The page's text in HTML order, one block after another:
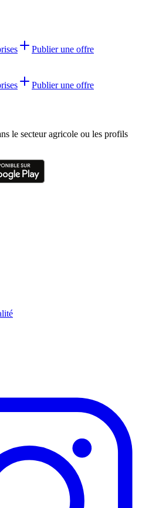
Publier une offre
Publier une offre
le secteur agricole ou les profils